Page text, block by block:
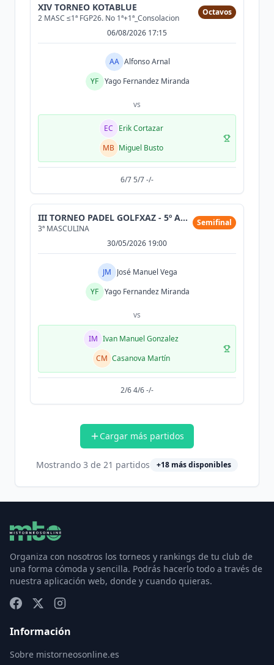
XIV TORNEO KOTABLUE
2 MASC ≤1ª FGP26. No 1ª+1ª_Consolacion
Octavos
06/08/2026 17:15
AA Alfonso Arnal
YF Yago Fernandez Miranda
vs
EC
Erik Cortazar
MB Miguel Busto
6/7 5/7 -/-
III TORNEO PADEL GOLFXAZ - 5º ANIVERSARIO
3ª MASCULINA
Semifinal
30/05/2026 19:00
JM
José Manuel Vega
YF Yago Fernandez Miranda
vs
IM Ivan Manuel Gonzalez
CM Casanova Martín
2/6 4/6 -/-
Cargar más partidos
Mostrando 3 de 21 partidos +18 más disponibles
Organiza con nosotros los torneos y rankings de tu club de
una forma cómoda y sencilla. Podrás hacerlo todo a través de
nuestra aplicación web, donde y cuando quieras.
Información
Sobre mistorneosonline.es